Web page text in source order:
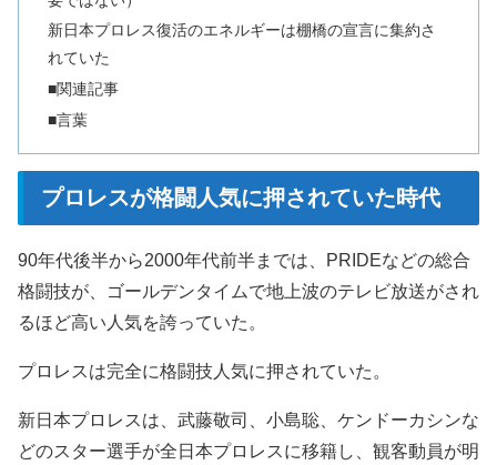
新日本プロレス復活のエネルギーは棚橋の宣言に集約さ
れていた
■関連記事
■言葉
プロレスが格闘人気に押されていた時代
90年代後半から2000年代前半までは、PRIDEなどの総合
格闘技が、ゴールデンタイムで地上波のテレビ放送がされ
るほど高い人気を誇っていた。
プロレスは完全に格闘技人気に押されていた。
新日本プロレスは、武藤敬司、小島聡、ケンドーカシンな
どのスター選手が全日本プロレスに移籍し、観客動員が明